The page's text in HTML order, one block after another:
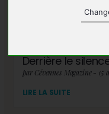
Derrière le
par
LIRE LA SUITE